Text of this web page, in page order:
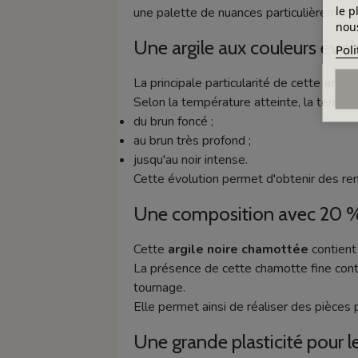
une palette de nuances
Une argile aux couleurs
La principale particularité de cette
Selon la température atteinte, la terre
du brun foncé ;
au brun très profond ;
jusqu'au noir intense.
Cette évolution permet d'obtenir des
Une composition avec 20
Cette argile noire chamottée
La présence de cette chamotte fine
tournage.
Elle permet ainsi de réaliser des
Une grande plasticité pour
le